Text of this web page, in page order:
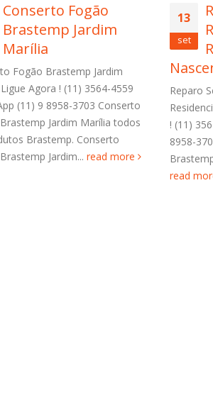
13
Reparo Secadora de
Roupa Brastemp
Residencial Sol
Nascente
Reparo Secadora de Roupa Brastemp
Residencial Sol Nascente Ligue Agora
! (11) 3564-4559 WhatsApp (11) 9
8958-3703 Reparo Secadora de Roupa
Brastemp Residencial Sol Nascente...